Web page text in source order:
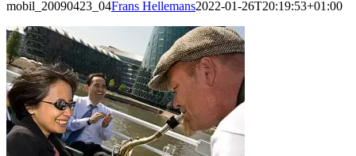
mobil_20090423_04Frans Hellemans2022-01-26T20:19:53+01:00